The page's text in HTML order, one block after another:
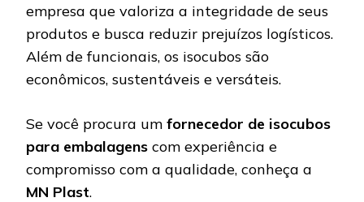
empresa que valoriza a integridade de seus
produtos e busca reduzir prejuízos logísticos.
Além de funcionais, os isocubos são
econômicos, sustentáveis e versáteis.
Se você procura um fornecedor de isocubos
para embalagens com experiência e
compromisso com a qualidade, conheça a
MN Plast.